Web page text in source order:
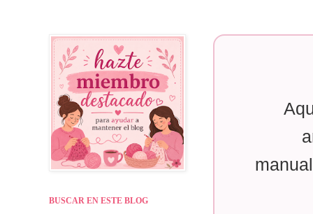
BUSCAR EN ESTE BLOG